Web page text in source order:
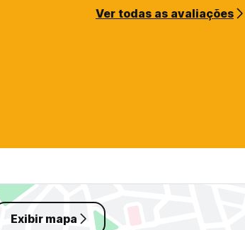
Ver todas as avaliações
Exibir mapa